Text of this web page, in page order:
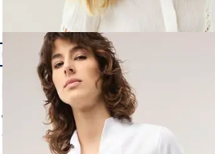
Artikel 6 von 24.
Extraglatt-Bluse Kelchkragen
4,7 (11)
ab Fr. 139,99
ab Fr. 49,99 (-64%)